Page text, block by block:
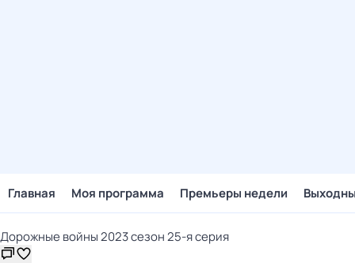
Главная Моя программа Премьеры недели
Дорожные войны 2023 сезон 25-я серия